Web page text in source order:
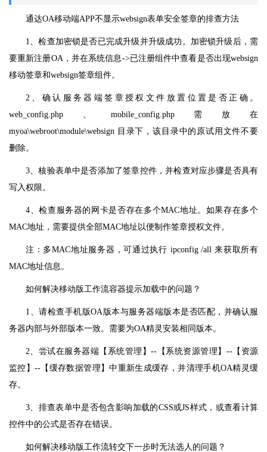
通达OA移动端APP不显示websign表单安全签章的排查方法
1、检查加密锁是否已完成升级并升级成功。加密锁升级后，需
要重新注册OA，并在系统信息->已注册组件中查看是否出现websign
移动签章和websign签章组件。
2、确认服务器端签章授权文件放置位置是否正确。
web_config.php、mobile_config.php需放在
myoa\webroot\module\websign 目录下，该目录中的原试用文件不要
删除。
3、核验表单中是否添加了签章控件，并检查对应步骤是否具有
写入权限。
4、检查服务器的网卡是否存在多个MAC地址。如果存在多个
MAC地址，需要提供全部MAC地址以便制作签章授权文件。
注：多MAC地址服务器，可通过执行 ipconfig /all 来获取所有
MAC地址信息。
如何解决移动版工作流容器提示加载中的问题？
1、请检查手机版OA版本与服务器端版本是否匹配，并确认服
务器内部与外部版本一致。需要为OA精灵安装相同版本。
2、尝试在服务器端【系统管理】--【系统资源管理】--【资源
监控】--【缓存数据管理】中重新生成缓存，并清理手机OA精灵缓
存。
3、排查表单中是否包含影响加载的CSS或JS样式，或查看计算
控件中的公式是否存在错误。
如何解决移动版工作流转交下一步时无法选人的问题？